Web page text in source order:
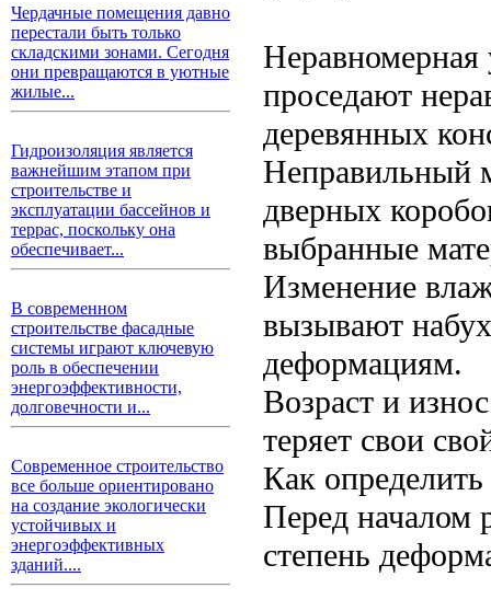
Чердачные помещения давно
перестали быть только
складскими зонами. Сегодня
они превращаются в уютные
жилые...
Гидроизоляция является
важнейшим этапом при
строительстве и
эксплуатации бассейнов и
террас, поскольку она
обеспечивает...
В современном
строительстве фасадные
системы играют ключевую
роль в обеспечении
энергоэффективности,
долговечности и...
Современное строительство
все больше ориентировано
на создание экологически
устойчивых и
энергоэффективных
зданий....
Неравномерная
проседают
деревянных
Неправильный
дверных
выбранные
Изменение
вызывают
деформациям.
Возраст и
теряет свои
Как
Перед началом
степень